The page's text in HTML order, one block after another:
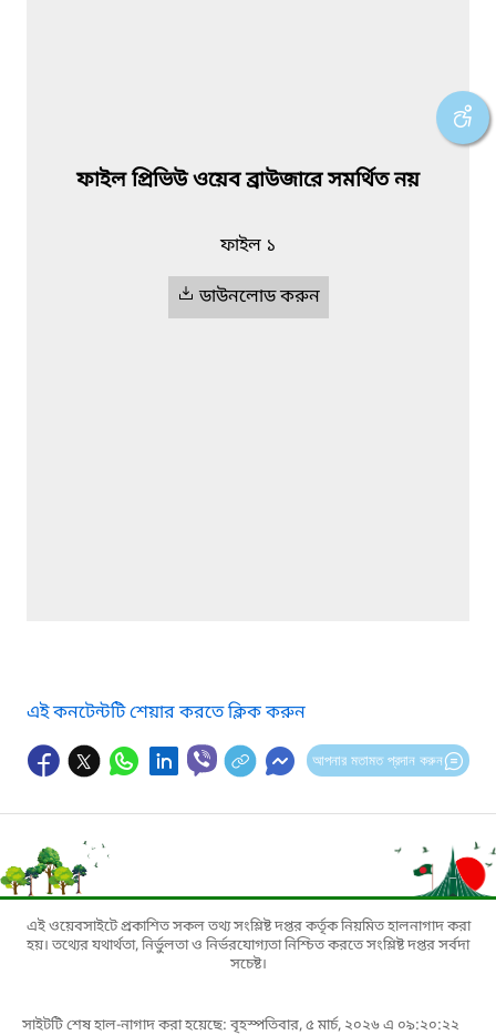
ফাইল প্রিভিউ ওয়েব ব্রাউজারে সমর্থিত নয়
ফাইল ১
ডাউনলোড করুন
এই কনটেন্টটি শেয়ার করতে ক্লিক করুন
আপনার মতামত প্রদান করুন
এই ওয়েবসাইটে প্রকাশিত সকল তথ্য সংশ্লিষ্ট দপ্তর কর্তৃক নিয়মিত হালনাগাদ করা
হয়। তথ্যের যথার্থতা, নির্ভুলতা ও নির্ভরযোগ্যতা নিশ্চিত করতে সংশ্লিষ্ট দপ্তর সর্বদা
সচেষ্ট।
সাইটটি শেষ হাল-নাগাদ করা হয়েছে: বৃহস্পতিবার, ৫ মার্চ, ২০২৬ এ ০৯:২০:২২